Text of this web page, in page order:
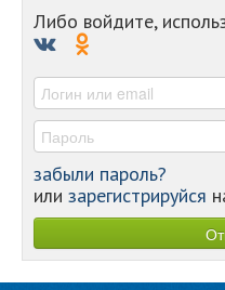
Либо войдите,
забыли пароль?
или зарегистрируйся